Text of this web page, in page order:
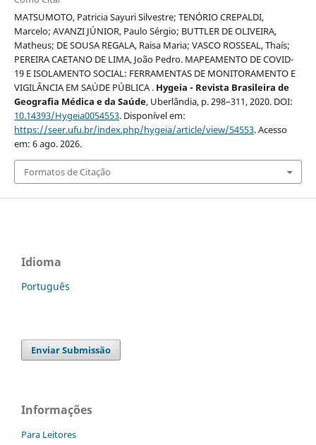
MATSUMOTO, Patricia Sayuri Silvestre; TENÓRIO CREPALDI,
Marcelo; AVANZI JÚNIOR, Paulo Sérgio; BUTTLER DE OLIVEIRA,
Matheus; DE SOUSA REGALA, Raisa Maria; VASCO ROSSEAL, Thaís;
PEREIRA CAETANO DE LIMA, João Pedro. MAPEAMENTO DE COVID-
19 E ISOLAMENTO SOCIAL: FERRAMENTAS DE MONITORAMENTO E
VIGILÂNCIA EM SAÚDE PÚBLICA . Hygeia - Revista Brasileira de
Geografia Médica e da Saúde, Uberlândia, p. 298–311, 2020. DOI:
10.14393/Hygeia0054553. Disponível em:
https://seer.ufu.br/index.php/hygeia/article/view/54553. Acesso
em: 6 ago. 2026.
Formatos de Citação
Idioma
Português
Enviar Submissão
Informações
Para Leitores